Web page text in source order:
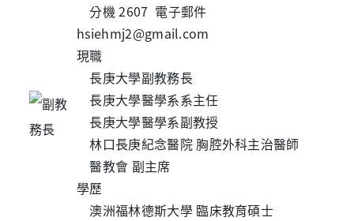
分機 2607 電子郵件
hsiehmj2@gmail.com
現職
長庚大學副教務長
長庚大學醫學系系主任
長庚大學醫學系副教授
林口長庚紀念醫院 胸腔外科主治醫師
醫教會 副主席
學歷
澳洲福林德斯大學 臨床教育碩士